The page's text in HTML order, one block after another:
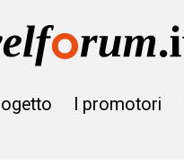
I promotori